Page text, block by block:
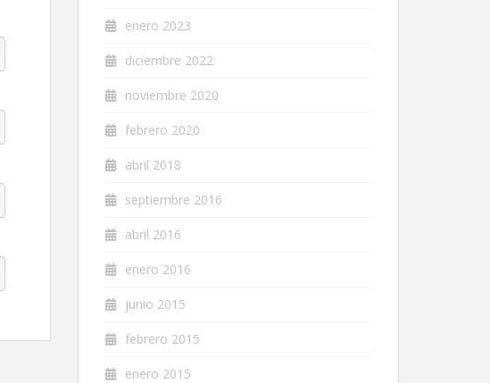
enero 2023
diciembre 2022
noviembre 2020
febrero 2020
abril 2018
septiembre 2016
abril 2016
enero 2016
junio 2015
febrero 2015
enero 2015